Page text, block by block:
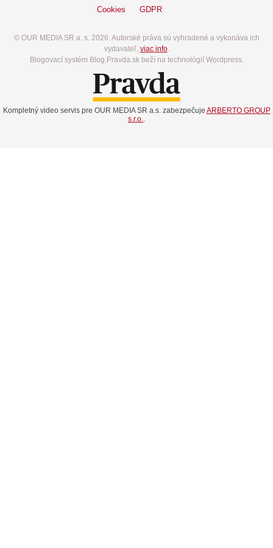
Cookies GDPR
© OUR MEDIA SR a. s. 2026. Autorské práva sú vyhradené a vykonáva ich
vydavateľ, viac info.
Blogovací systém Blog.Pravda.sk beží na technológií Wordpress.
Kompletný video servis pre OUR MEDIA SR a.s. zabezpečuje ARBERTO GROUP
s.r.o..